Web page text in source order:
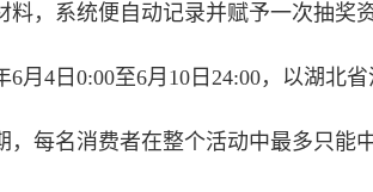
，系统便自动记录并赋予一次抽奖资
6月4日0:00至6月10日24:00，以湖北
，每名消费者在整个活动中最多只能